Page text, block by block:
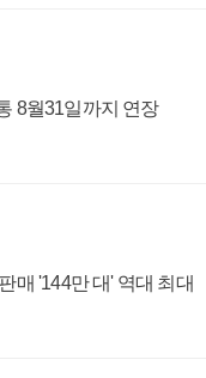
8월31일까지 연장
매 '144만 대' 역대 최대